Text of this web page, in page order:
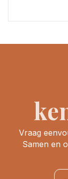
Vraag
Samen en